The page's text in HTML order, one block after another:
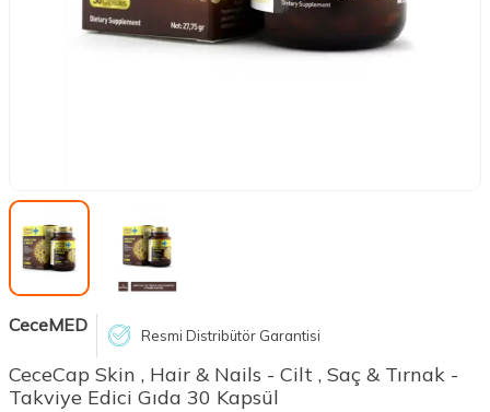
CeceMED Resmi Distribütör Garantisi
CeceCap Skin , Hair & Nails - Cilt , Saç & Tırnak -
Takviye Edici Gıda 30 Kapsül